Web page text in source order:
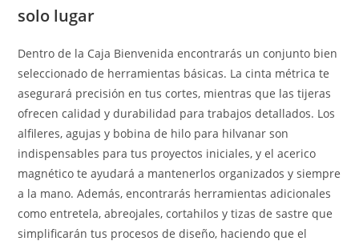
solo lugar
Dentro de la Caja Bienvenida encontrarás un conjunto bien
seleccionado de herramientas básicas. La cinta métrica te
asegurará precisión en tus cortes, mientras que las tijeras
ofrecen calidad y durabilidad para trabajos detallados. Los
alfileres, agujas y bobina de hilo para hilvanar son
indispensables para tus proyectos iniciales, y el acerico
magnético te ayudará a mantenerlos organizados y siempre
a la mano. Además, encontrarás herramientas adicionales
como entretela, abreojales, cortahilos y tizas de sastre que
simplificarán tus procesos de diseño, haciendo que el